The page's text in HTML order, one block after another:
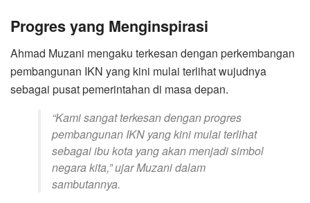
Progres yang Menginspirasi
Ahmad Muzani mengaku terkesan dengan perkembangan
pembangunan IKN yang kini mulai terlihat wujudnya
sebagai pusat pemerintahan di masa depan.
“Kami sangat terkesan dengan progres
pembangunan IKN yang kini mulai terlihat
sebagai ibu kota yang akan menjadi simbol
negara kita,”ujar Muzani dalam
sambutannya.